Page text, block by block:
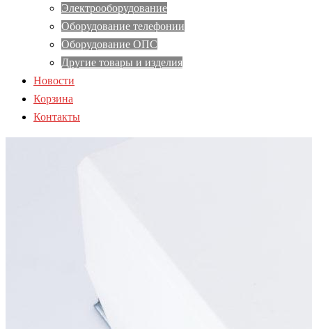
Электрооборудование
Оборудование телефонии
Оборудование ОПС
Другие товары и изделия
Новости
Корзина
Контакты